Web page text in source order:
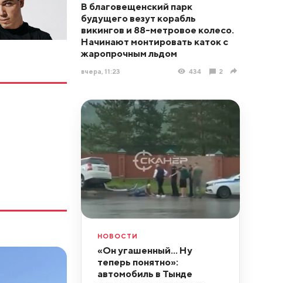
В благовещенский парк
будущего везут корабль
викингов и 88-метровое колесо.
Начинают монтировать каток с
жаропрочным льдом
вчера, 11:23 434 2
НОВОСТИ
«Он угашенный... Ну
теперь понятно»:
автомобиль в Тынде